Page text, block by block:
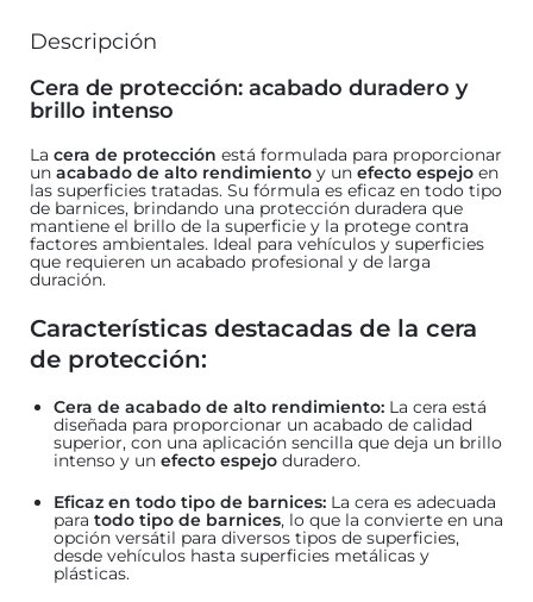
Descripción
Cera de protección: acabado duradero y
brillo intenso
La cera de protección está formulada para proporcionar
un acabado de alto rendimiento y un efecto espejo en
las superficies tratadas. Su fórmula es eficaz en todo tipo
de barnices, brindando una protección duradera que
mantiene el brillo de la superficie y la protege contra
factores ambientales. Ideal para vehículos y superficies
que requieren un acabado profesional y de larga
duración.
Características destacadas de la cera
de protección:
Cera de acabado de alto rendimiento: La cera está
diseñada para proporcionar un acabado de calidad
superior, con una aplicación sencilla que deja un brillo
intenso y un efecto espejo duradero.
Eficaz en todo tipo de barnices: La cera es adecuada
para todo tipo de barnices, lo que la convierte en una
opción versátil para diversos tipos de superficies,
desde vehículos hasta superficies metálicas y
plásticas.